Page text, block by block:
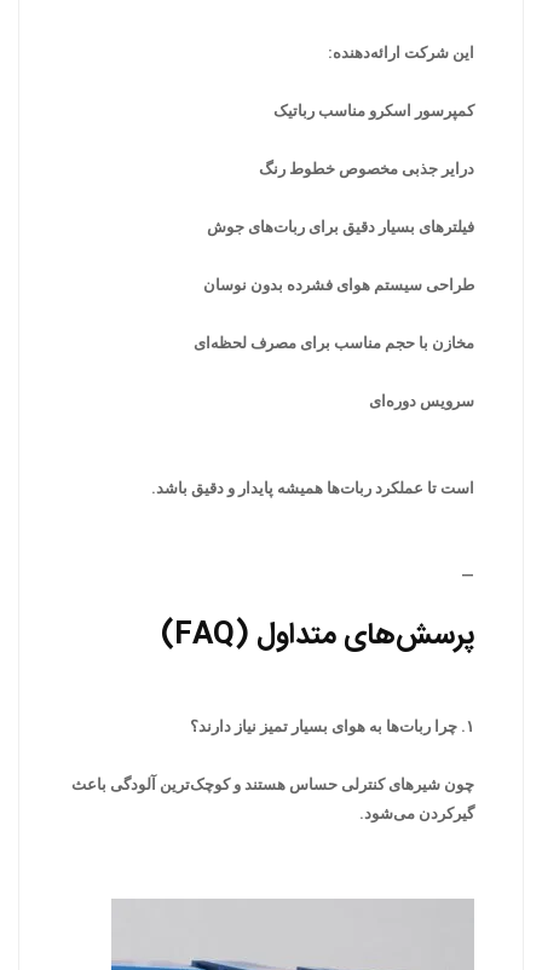
این شرکت ارائه‌دهنده:
کمپرسور اسکرو مناسب رباتیک
درایر جذبی مخصوص خطوط رنگ
فیلترهای بسیار دقیق برای ربات‌های جوش
طراحی سیستم هوای فشرده بدون نوسان
مخازن با حجم مناسب برای مصرف لحظه‌ای
سرویس دوره‌ای
است تا عملکرد ربات‌ها همیشه پایدار و دقیق باشد.
—
پرسش‌های متداول (FAQ)
۱. چرا ربات‌ها به هوای بسیار تمیز نیاز دارند؟
چون شیرهای کنترلی حساس هستند و کوچک‌ترین آلودگی باعث
گیرکردن می‌شود.